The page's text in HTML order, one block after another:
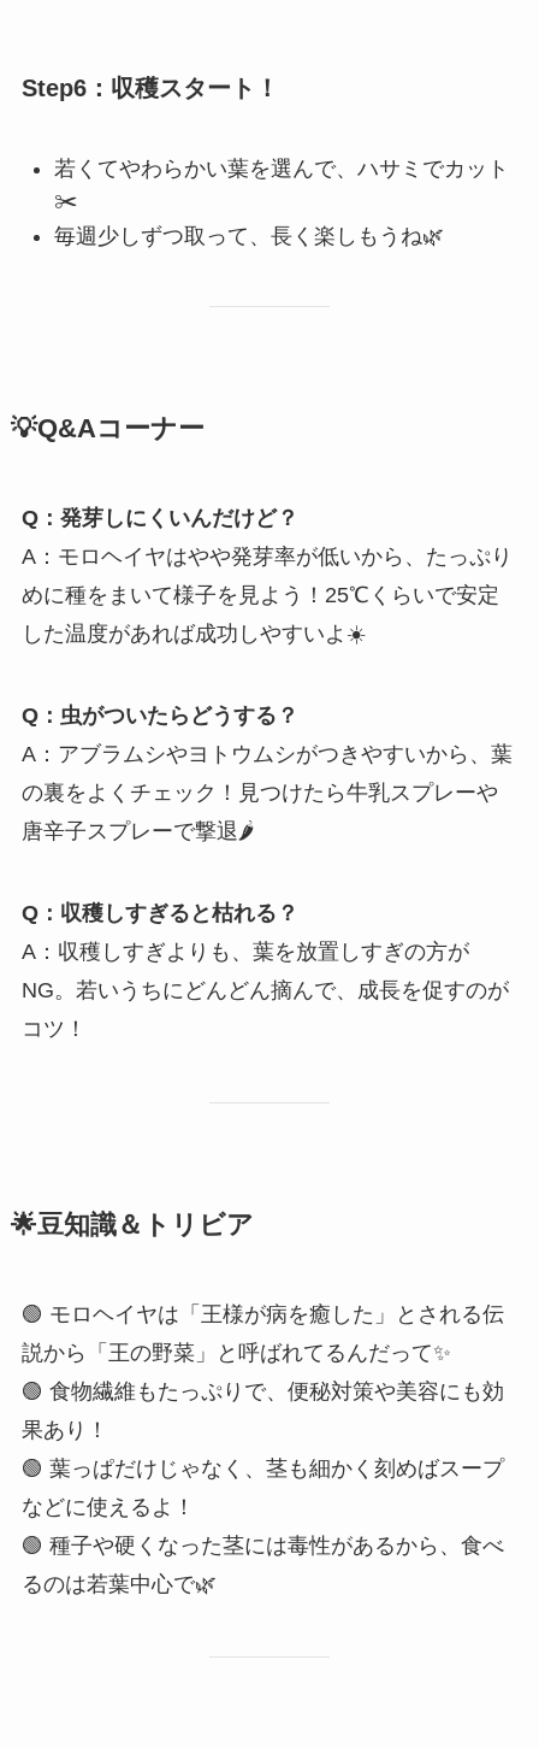
Step6：収穫スタート！
若くてやわらかい葉を選んで、ハサミでカット
✂️
毎週少しずつ取って、長く楽しもうね🌿
💡Q&Aコーナー
Q：発芽しにくいんだけど？
A：モロヘイヤはやや発芽率が低いから、たっぷり
めに種をまいて様子を見よう！25℃くらいで安定
した温度があれば成功しやすいよ☀️
Q：虫がついたらどうする？
A：アブラムシやヨトウムシがつきやすいから、葉
の裏をよくチェック！見つけたら牛乳スプレーや
唐辛子スプレーで撃退🌶️
Q：収穫しすぎると枯れる？
A：収穫しすぎよりも、葉を放置しすぎの方が
NG。若いうちにどんどん摘んで、成長を促すのが
コツ！
🌟豆知識＆トリビア
🟢 モロヘイヤは「王様が病を癒した」とされる伝
説から「王の野菜」と呼ばれてるんだって✨
🟢 食物繊維もたっぷりで、便秘対策や美容にも効
果あり！
🟢 葉っぱだけじゃなく、茎も細かく刻めばスープ
などに使えるよ！
🟢 種子や硬くなった茎には毒性があるから、食べ
るのは若葉中心で🌿